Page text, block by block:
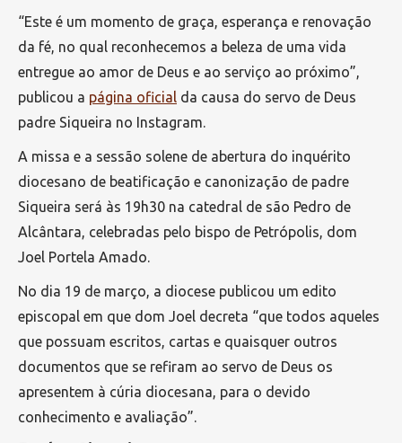
“Este é um momento de graça, esperança e renovação
da fé, no qual reconhecemos a beleza de uma vida
entregue ao amor de Deus e ao serviço ao próximo”,
publicou a página oficial da causa do servo de Deus
padre Siqueira no Instagram.
A missa e a sessão solene de abertura do inquérito
diocesano de beatificação e canonização de padre
Siqueira será às 19h30 na catedral de são Pedro de
Alcântara, celebradas pelo bispo de Petrópolis, dom
Joel Portela Amado.
No dia 19 de março, a diocese publicou um edito
episcopal em que dom Joel decreta “que todos aqueles
que possuam escritos, cartas e quaisquer outros
documentos que se refiram ao servo de Deus os
apresentem à cúria diocesana, para o devido
conhecimento e avaliação”.